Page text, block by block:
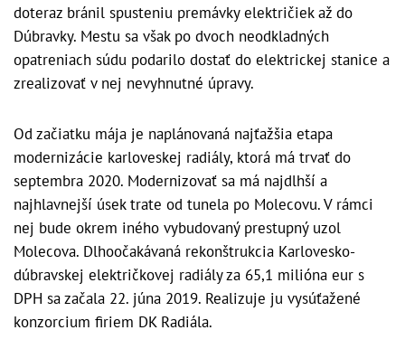
doteraz bránil spusteniu premávky električiek až do
Dúbravky. Mestu sa však po dvoch neodkladných
opatreniach súdu podarilo dostať do elektrickej stanice a
zrealizovať v nej nevyhnutné úpravy.
Od začiatku mája je naplánovaná najťažšia etapa
modernizácie karloveskej radiály, ktorá má trvať do
septembra 2020. Modernizovať sa má najdlhší a
najhlavnejší úsek trate od tunela po Molecovu. V rámci
nej bude okrem iného vybudovaný prestupný uzol
Molecova. Dlhoočakávaná rekonštrukcia Karlovesko-
dúbravskej električkovej radiály za 65,1 milióna eur s
DPH sa začala 22. júna 2019. Realizuje ju vysúťažené
konzorcium firiem DK Radiála.